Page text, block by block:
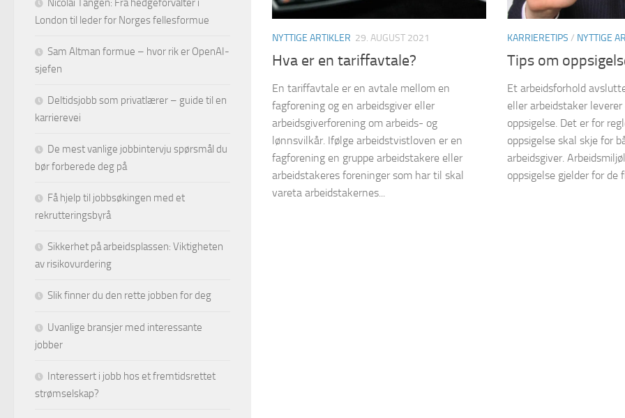
NYTTIGE ARTIKLER 29. AUGUST 2021
Hva er en tariffavtale?
En tariffavtale er en avtale mellom en
fagforening og en arbeidsgiver eller
arbeidsgiverforening om arbeids- og
lønnsvilkår. Ifølge arbeidstvistloven er en
fagforening en gruppe arbeidstakere eller
arbeidstakeres foreninger som har til skal
vareta arbeidstakernes...
KARRIERETIPS / NYTTIGE
Tips om
Et arbeidsforhold
eller arbeidstaker
oppsigelse. Det er for
oppsigelse skal skje for
arbeidsgiver.
oppsigelse gjelder for de
Nicolai Tangen: Fra hedgeforvalter i
London til leder for Norges fellesformue
Sam Altman formue – hvor rik er OpenAI-
sjefen
Deltidsjobb som privatlærer – guide til en
karrierevei
De mest vanlige jobbintervju spørsmål du
bør forberede deg på
Få hjelp til jobbsøkingen med et
rekrutteringsbyrå
Sikkerhet på arbeidsplassen: Viktigheten
av risikovurdering
Slik finner du den rette jobben for deg
Uvanlige bransjer med interessante
jobber
Interessert i jobb hos et fremtidsrettet
strømselskap?